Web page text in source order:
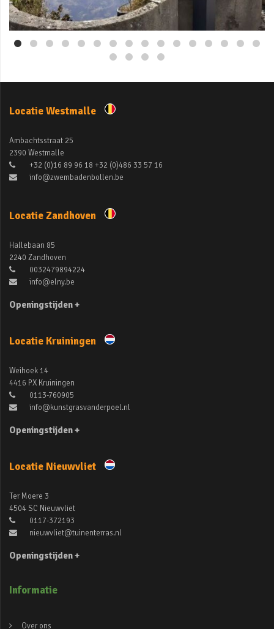
Mei 3
Locatie Westmalle
Ambachtsstraat 25
2390 Westmalle
+32 (0)16 89 96 18 +32 (0)486 33 57 16
info@zwembadenbollen.be
Locatie Zandhoven
Hallebaan 85
2240 Zandhoven
0032479894224
info@elny.be
Openingstijden +
Locatie Kruiningen
Weihoek 14
4416 PX Kruiningen
0113-760905
info@kunstgrasvanderpoel.nl
Openingstijden +
Locatie Nieuwvliet
Ter Moere 3
4504 SC Nieuwvliet
0117-372193
nieuwvliet@tuinenterras.nl
Openingstijden +
Informatie
Over ons